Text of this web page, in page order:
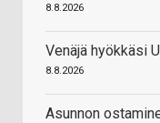
8.8.2026
Venäjä hyökkäsi
8.8.2026
Asunnon